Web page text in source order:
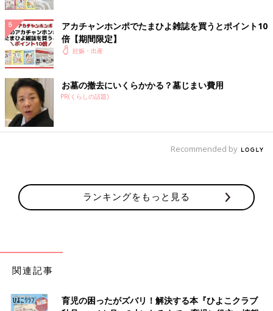
アカチャンホンポでたまひよ雑誌を買うとポイント10
倍【期間限定】
妊娠・出産
お墓の撤去にいくらかかる？墓じまい費用
PR(くらしの話題)
Recommended by
ランキングをもっと見る
関連記事
育児の困ったがズバリ！解決する本『ひよこクラブ